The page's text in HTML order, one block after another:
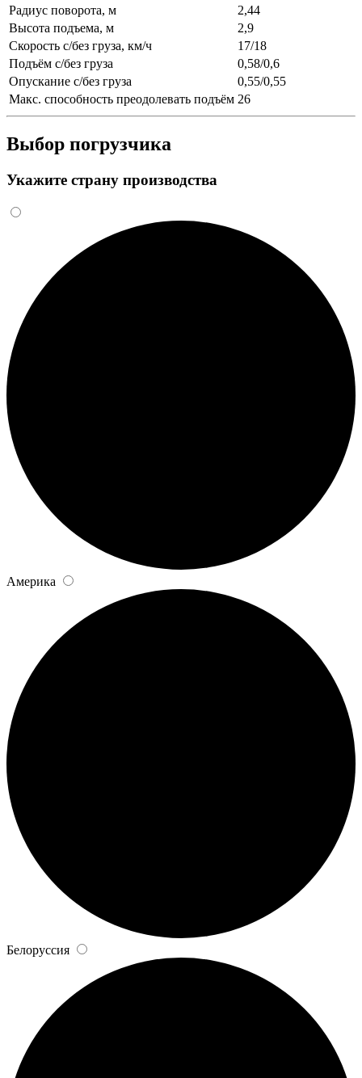
Радиус поворота, м
2,44
Высота подъема, м
2,9
Скорость с/без груза, км/ч
17/18
Подъём с/без груза
0,58/0,6
Опускание с/без груза
0,55/0,55
Макс. способность преодолевать подъём 26
Выбор погрузчика
Укажите страну производства
Америка
Белоруссия